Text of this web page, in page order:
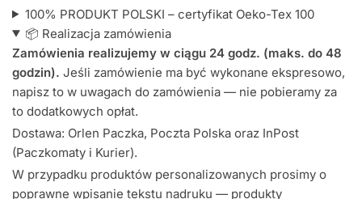
-
bodziak
niemowlęcy
100% PRODUKT POLSKI – certyfikat Oeko-Tex 100
📦 Realizacja zamówienia
Zamówienia realizujemy w ciągu 24 godz. (maks. do 48
godzin). Jeśli zamówienie ma być wykonane ekspresowo,
napisz to w uwagach do zamówienia — nie pobieramy za
to dodatkowych opłat.
Dostawa: Orlen Paczka, Poczta Polska oraz InPost
(Paczkomaty i Kurier).
W przypadku produktów personalizowanych prosimy o
poprawne wpisanie tekstu nadruku — produkty